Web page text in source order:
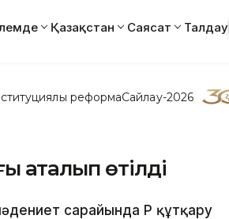
Қазақстан Саясат Талдау
реформаСайлау-2026
аталып өтілді
сарайында ҚР құтқару